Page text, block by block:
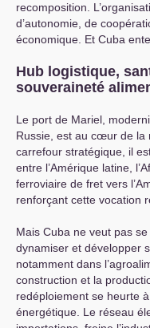
recomposition.
d’autonomie, de
économique. Et Cuba
Hub logistique,
souveraineté
Le port de Mariel,
Russie, est au cœur de la
carrefour stratégique, il
entre l’Amérique latine,
ferroviaire de fret vers
renforçant cette vocation
Mais Cuba ne veut pas
dynamiser et développer
notamment dans
construction et la
redéploiement se heurte
énergétique. Le réseau